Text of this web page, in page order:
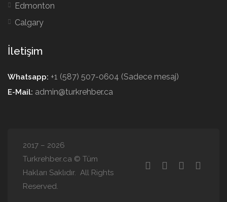
Edmonton
Calgary
İletişim
Whatsapp: +1 (587) 507-0604 (Sadece mesaj)
E-Mail: admin@turkrehber.ca
2017 – 2026
Turkrehber.ca © Tüm
Hakları Saklıdır. All Rights
Reserved.